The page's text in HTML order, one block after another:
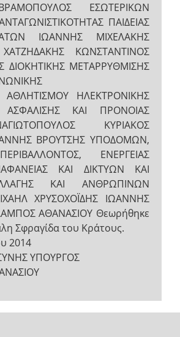
ΕΣΩΤΕΡΙΚΩΝ
ΠΑΙΔΕΙΑΣ
ΙΩΑΝΝΗΣ ΜΙΧΕΛΑΚΗΣ
ΚΩΝΣΤΑΝΤΙΝΟΣ
ΔΙΟΚΗΤΙΚΗΣ ΜΕΤΑΡΡΥΘΜΙΣΗΣ
ΑΘΛΗΤΙΣΜΟΥ ΗΛΕΚΤΡΟΝΙΚΗΣ
ΑΣΦΑΛΙΣΗΣ ΚΑΙ ΠΡΟΝΟΙΑΣ
ΚΥΡΙΑΚΟΣ
ΒΡΟΥΤΣΗΣ ΥΠΟΔΟΜΩΝ,
ΕΝΕΡΓΕΙΑΣ
ΚΑΙ ΔΙΚΤΥΩΝ ΚΑΙ
ΚΑΙ ΑΝΘΡΩΠΙΝΩΝ
ΧΡΥΣΟΧΟΪΔΗΣ ΙΩΑΝΝΗΣ
ΑΘΑΝΑΣΙΟΥ Θεωρήθηκε
Σφραγίδα του Κράτους.
2014
ΥΠΟΥΡΓΟΣ